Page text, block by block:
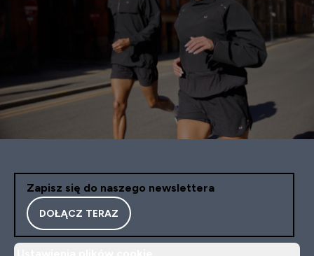
Zapisz się do naszego newslettera
DOŁĄCZ TERAZ